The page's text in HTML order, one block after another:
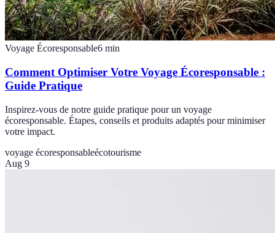
Voyage Écoresponsable6 min
Comment Optimiser Votre Voyage Écoresponsable :
Guide Pratique
Inspirez-vous de notre guide pratique pour un voyage
écoresponsable. Étapes, conseils et produits adaptés pour minimiser
votre impact.
voyage écoresponsableécotourisme
Aug 9